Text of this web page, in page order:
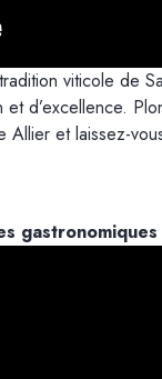
viticole de
d’excellence.
et laissez-